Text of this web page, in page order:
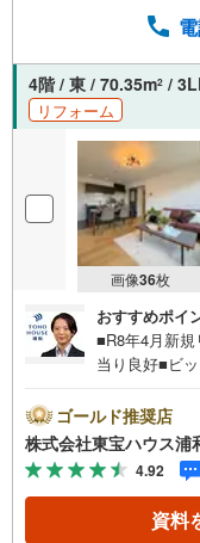
4階 / 東 / 70.35m2 /
リフォーム
画像36枚
おすすめポイ
■R8年4月新
当り良好■ビ
～22:00（年中
わせがスムー
い！東宝ハウ
ウス浦和 特別
ーン■変動金
の最大適用
ゴールド推奨店
株式会社東宝ハウス
4.92
資料